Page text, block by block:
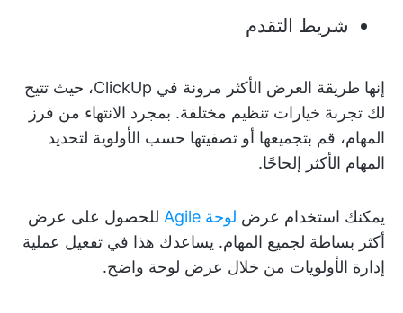
شريط التقدم
إنها طريقة العرض الأكثر مرونة في ClickUp، حيث تتيح
لك تجربة خيارات تنظيم مختلفة. بمجرد الانتهاء من فرز
المهام، قم بتجميعها أو تصفيتها حسب الأولوية لتحديد
المهام الأكثر إلحاحًا.
يمكنك استخدام عرض لوحة Agile
للحصول على عرض
أكثر بساطة لجميع المهام. يساعدك هذا في تفعيل عملية
إدارة الأولويات من خلال عرض لوحة واضح.